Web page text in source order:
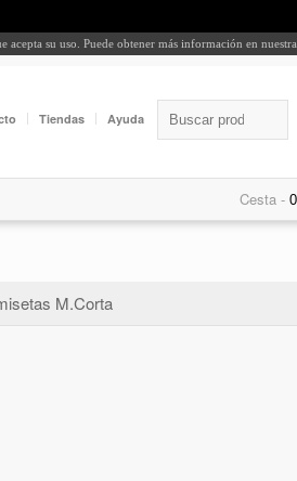
su uso. Puede obtener más información en nuestra
Tiendas Ayuda
Cesta -
M.Corta